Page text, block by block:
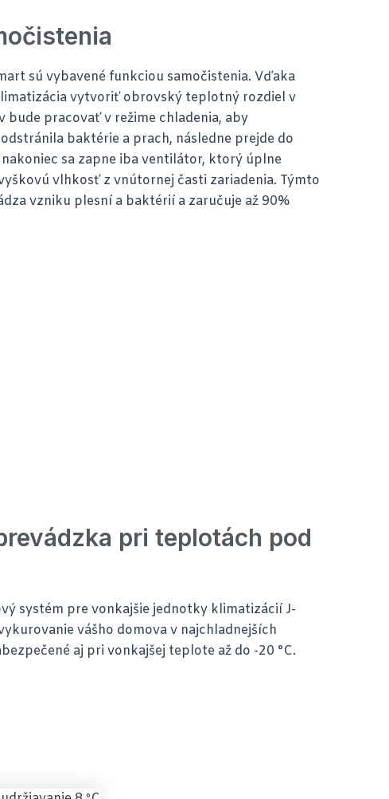
sú vybavené funkciou samočistenia. Vďaka
vytvoriť obrovský teplotný rozdiel v
bude pracovať v režime chladenia, aby
baktérie a prach, následne prejde do
sa zapne iba ventilátor, ktorý úplne
vlhkosť z vnútornej časti zariadenia. Týmto
vzniku plesní a baktérií a zaručuje až 90%
pri teplotách pod
systém pre vonkajšie jednotky klimatizácií J-
vášho domova v najchladnejších
aj pri vonkajšej teplote až do -20 °C.